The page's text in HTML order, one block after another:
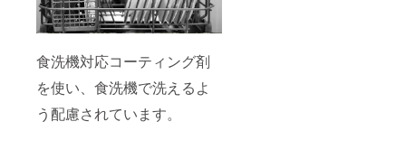
食洗機対応コーティング剤
を使い、食洗機で洗えるよ
う配慮されています。